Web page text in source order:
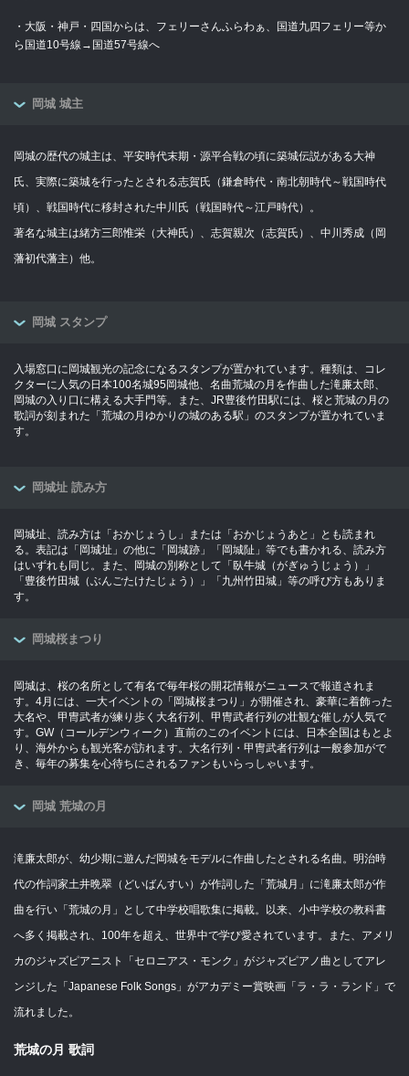
・大阪・神戸・四国からは、フェリーさんふらわぁ、国道九四フェリー等か
ら国道10号線→国道57号線へ
岡城 城主
岡城の歴代の城主は、平安時代末期・源平合戦の頃に築城伝説がある大神
氏、実際に築城を行ったとされる志賀氏（鎌倉時代・南北朝時代～戦国時代
頃）、戦国時代に移封された中川氏（戦国時代～江戸時代）。
著名な城主は緒方三郎惟栄（大神氏）、志賀親次（志賀氏）、中川秀成（岡
藩初代藩主）他。
岡城 スタンプ
入場窓口に岡城観光の記念になるスタンプが置かれています。種類は、コレ
クターに人気の日本100名城95岡城他、名曲荒城の月を作曲した滝廉太郎、
岡城の入り口に構える大手門等。また、JR豊後竹田駅には、桜と荒城の月の
歌詞が刻まれた「荒城の月ゆかりの城のある駅」のスタンプが置かれていま
す。
岡城址 読み方
岡城址、読み方は「おかじょうし」または「おかじょうあと」とも読まれ
る。表記は「岡城址」の他に「岡城跡」「岡城阯」等でも書かれる、読み方
はいずれも同じ。また、岡城の別称として「臥牛城（がぎゅうじょう）」
「豊後竹田城（ぶんごたけたじょう）」「九州竹田城」等の呼び方もありま
す。
岡城桜まつり
岡城は、桜の名所として有名で毎年桜の開花情報がニュースで報道されま
す。4月には、一大イベントの「岡城桜まつり」が開催され、豪華に着飾った
大名や、甲冑武者が練り歩く大名行列、甲冑武者行列の壮観な催しが人気で
す。GW（コールデンウィーク）直前のこのイベントには、日本全国はもとよ
り、海外からも観光客が訪れます。大名行列・甲冑武者行列は一般参加がで
き、毎年の募集を心待ちにされるファンもいらっしゃいます。
岡城 荒城の月
滝廉太郎が、幼少期に遊んだ岡城をモデルに作曲したとされる名曲。明治時
代の作詞家土井晩翠（どいばんすい）が作詞した「荒城月」に滝廉太郎が作
曲を行い「荒城の月」として中学校唱歌集に掲載。以来、小中学校の教科書
へ多く掲載され、100年を超え、世界中で学び愛されています。また、アメリ
カのジャズピアニスト「セロニアス・モンク」がジャズピアノ曲としてアレ
ンジした「Japanese Folk Songs」がアカデミー賞映画「ラ・ラ・ランド」で
流れました。
荒城の月 歌詞